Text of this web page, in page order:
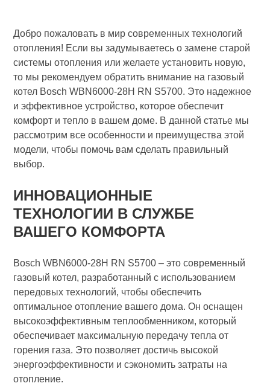
Добро пожаловать в мир современных технологий
отопления! Если вы задумываетесь о замене старой
системы отопления или желаете установить новую,
то мы рекомендуем обратить внимание на газовый
котел Bosch WBN6000-28H RN S5700. Это надежное
и эффективное устройство, которое обеспечит
комфорт и тепло в вашем доме. В данной статье мы
рассмотрим все особенности и преимущества этой
модели, чтобы помочь вам сделать правильный
выбор.
ИННОВАЦИОННЫЕ
ТЕХНОЛОГИИ В СЛУЖБЕ
ВАШЕГО КОМФОРТА
Bosch WBN6000-28H RN S5700 – это современный
газовый котел, разработанный с использованием
передовых технологий, чтобы обеспечить
оптимальное отопление вашего дома. Он оснащен
высокоэффективным теплообменником, который
обеспечивает максимальную передачу тепла от
горения газа. Это позволяет достичь высокой
энергоэффективности и сэкономить затраты на
отопление.